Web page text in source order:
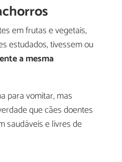
em frutas e vegetais,
estudados, tivessem ou
a mesma
para vomitar, mas
que cães doentes
saudáveis e livres de